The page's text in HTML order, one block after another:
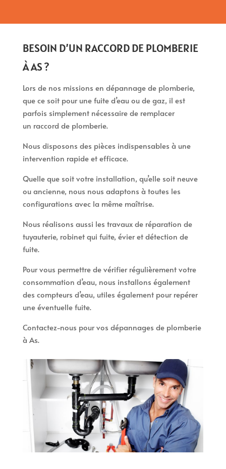
BESOIN D’UN RACCORD DE PLOMBERIE
À AS ?
Lors de nos missions en dépannage de plomberie,
que ce soit pour une fuite d’eau ou de gaz, il est
parfois simplement nécessaire de remplacer
un raccord de plomberie.
Nous disposons des pièces indispensables à une
intervention rapide et efficace.
Quelle que soit votre installation, qu’elle soit neuve
ou ancienne, nous nous adaptons à toutes les
configurations avec la même maîtrise.
Nous réalisons aussi les travaux de réparation de
tuyauterie, robinet qui fuite, évier et détection de
fuite.
Pour vous permettre de vérifier régulièrement votre
consommation d’eau, nous installons également
des compteurs d’eau, utiles également pour repérer
une éventuelle fuite.
Contactez-nous pour vos dépannages de plomberie
à As.